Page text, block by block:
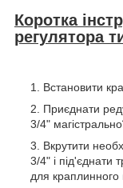
Коротка
регулятора
Встановити
Приєднати
3/4"
Вкрутити
3/4" і під'єднати
для краплинного